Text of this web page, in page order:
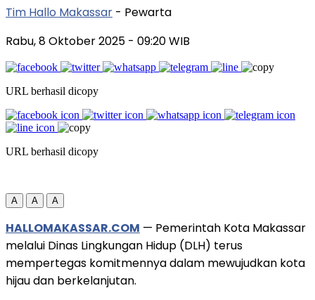
Tim Hallo Makassar - Pewarta
Rabu, 8 Oktober 2025 - 09:20 WIB
URL berhasil dicopy
URL berhasil dicopy
A A A
HALLOMAKASSAR.COM — Pemerintah Kota Makassar
melalui Dinas Lingkungan Hidup (DLH) terus
mempertegas komitmennya dalam mewujudkan kota
hijau dan berkelanjutan.